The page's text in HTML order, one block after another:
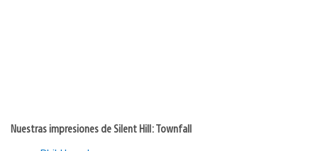
Nuestras impresiones de Silent Hill: Townfall